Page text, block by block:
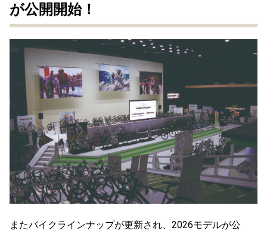
が公開開始！
またバイクラインナップが更新され、2026モデルが公